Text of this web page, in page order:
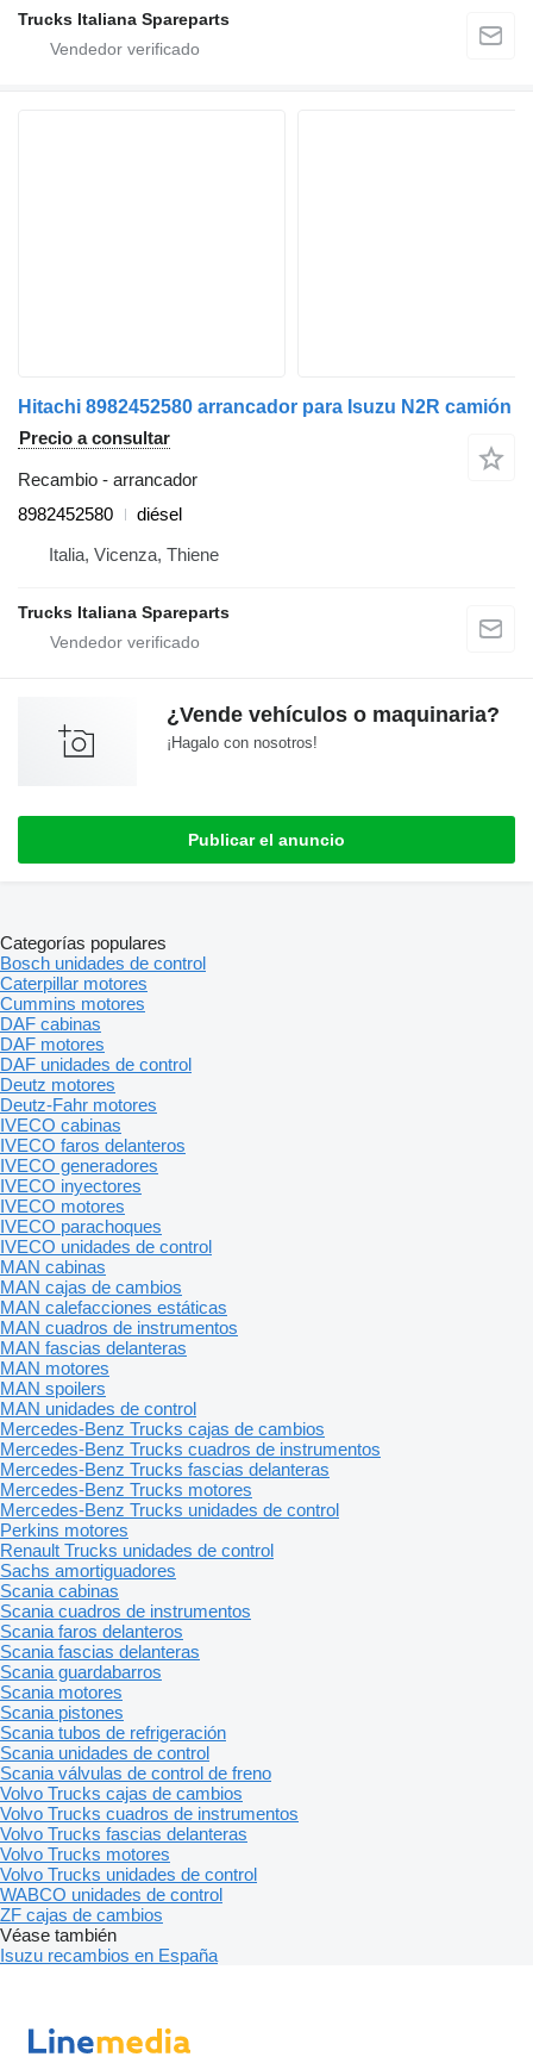
Trucks Italiana Spareparts
Hitachi 8982452580 arrancador para Isuzu N2R camión
Precio a consultar
Recambio - arrancador
8982452580
diésel
Italia, Vicenza, Thiene
Trucks Italiana Spareparts
¿Vende vehículos o maquinaria?
¡Hagalo con nosotros!
Publicar el anuncio
Categorías populares
Bosch unidades de control
Caterpillar motores
Cummins motores
DAF cabinas
DAF motores
DAF unidades de control
Deutz motores
Deutz-Fahr motores
IVECO cabinas
IVECO faros delanteros
IVECO generadores
IVECO inyectores
IVECO motores
IVECO parachoques
IVECO unidades de control
MAN cabinas
MAN cajas de cambios
MAN calefacciones estáticas
MAN cuadros de instrumentos
MAN fascias delanteras
MAN motores
MAN spoilers
MAN unidades de control
Mercedes-Benz Trucks cajas de cambios
Mercedes-Benz Trucks cuadros de instrumentos
Mercedes-Benz Trucks fascias delanteras
Mercedes-Benz Trucks motores
Mercedes-Benz Trucks unidades de control
Perkins motores
Renault Trucks unidades de control
Sachs amortiguadores
Scania cabinas
Scania cuadros de instrumentos
Scania faros delanteros
Scania fascias delanteras
Scania guardabarros
Scania motores
Scania pistones
Scania tubos de refrigeración
Scania unidades de control
Scania válvulas de control de freno
Volvo Trucks cajas de cambios
Volvo Trucks cuadros de instrumentos
Volvo Trucks fascias delanteras
Volvo Trucks motores
Volvo Trucks unidades de control
WABCO unidades de control
ZF cajas de cambios
Véase también
Isuzu recambios en España